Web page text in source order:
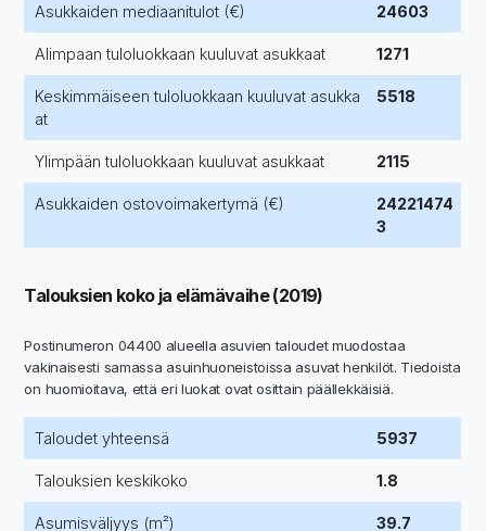
Asukkaiden mediaanitulot (€) 24603
Alimpaan tuloluokkaan kuuluvat asukkaat 1271
Keskimmäiseen tuloluokkaan kuuluvat asukka
at
5518
Ylimpään tuloluokkaan kuuluvat asukkaat 2115
Asukkaiden ostovoimakertymä (€)
24221474
3
Talouksien koko ja elämävaihe (2019)
Postinumeron 04400 alueella asuvien taloudet muodostaa
vakinaisesti samassa asuinhuoneistoissa asuvat henkilöt. Tiedoista
on huomioitava, että eri luokat ovat osittain päällekkäisiä.
Taloudet yhteensä 5937
Talouksien keskikoko 1.8
Asumisväljyys (m²) 39.7